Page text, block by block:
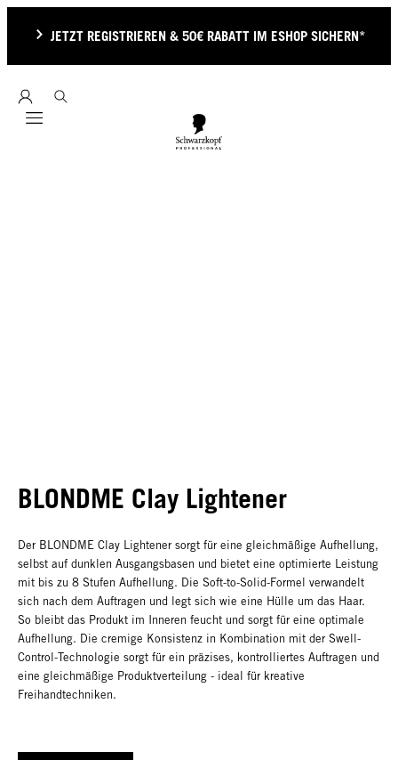
JETZT REGISTRIEREN & 50€ RABATT IM ESHOP SICHERN*
Mobile navigation
BLONDME Clay Lightener
Der BLONDME Clay Lightener sorgt für eine gleichmäßige Aufhellung,
selbst auf dunklen Ausgangsbasen und bietet eine optimierte Leistung
mit bis zu 8 Stufen Aufhellung. Die Soft-to-Solid-Formel verwandelt
sich nach dem Auftragen und legt sich wie eine Hülle um das Haar.
So bleibt das Produkt im Inneren feucht und sorgt für eine optimale
Aufhellung. Die cremige Konsistenz in Kombination mit der Swell-
Control-Technologie sorgt für ein präzises, kontrolliertes Auftragen und
eine gleichmäßige Produktverteilung - ideal für kreative
Freihandtechniken.